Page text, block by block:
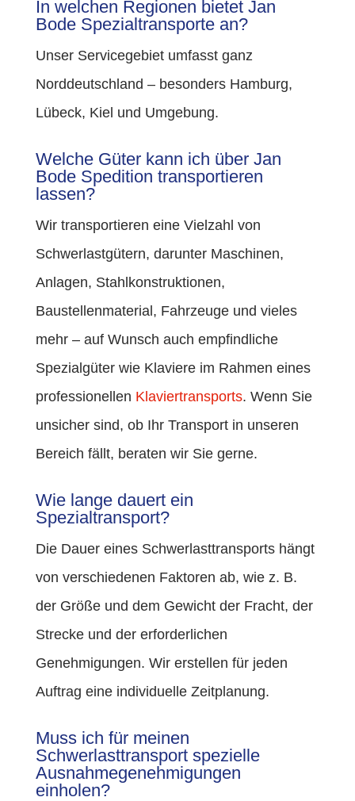
In welchen Regionen bietet Jan
Bode Spezialtransporte an?
Unser Servicegebiet umfasst ganz
Norddeutschland – besonders Hamburg,
Lübeck, Kiel und Umgebung.
Welche Güter kann ich über Jan
Bode Spedition transportieren
lassen?
Wir transportieren eine Vielzahl von
Schwerlastgütern, darunter Maschinen,
Anlagen, Stahlkonstruktionen,
Baustellenmaterial, Fahrzeuge und vieles
mehr – auf Wunsch auch empfindliche
Spezialgüter wie Klaviere im Rahmen eines
professionellen Klaviertransports. Wenn Sie
unsicher sind, ob Ihr Transport in unseren
Bereich fällt, beraten wir Sie gerne.
Wie lange dauert ein
Spezialtransport?
Die Dauer eines Schwerlasttransports hängt
von verschiedenen Faktoren ab, wie z. B.
der Größe und dem Gewicht der Fracht, der
Strecke und der erforderlichen
Genehmigungen. Wir erstellen für jeden
Auftrag eine individuelle Zeitplanung.
Muss ich für meinen
Schwerlasttransport spezielle
Ausnahmegenehmigungen
einholen?